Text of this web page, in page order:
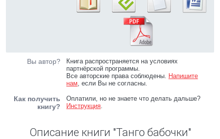
Вы автор?
Книга распространяется на условиях
партнёрской программы.
Все авторские права соблюдены. Напишите
нам, если Вы не согласны.
Как получить
книгу?
Оплатили, но не знаете что делать дальше?
Инструкция.
Описание книги "Танго бабочки"